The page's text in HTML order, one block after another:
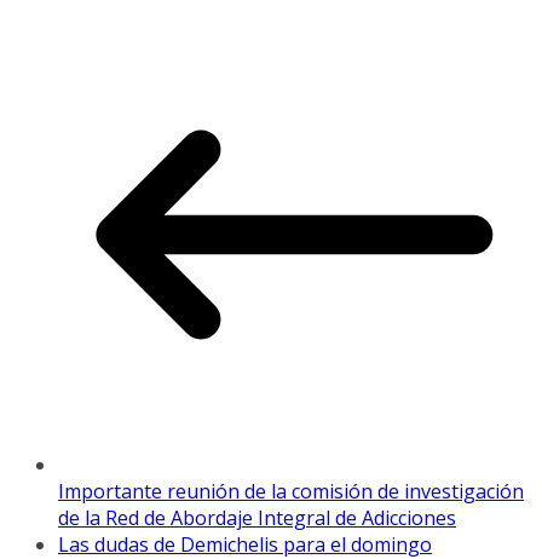
Importante reunión de la comisión de investigación
de la Red de Abordaje Integral de Adicciones
Las dudas de Demichelis para el domingo